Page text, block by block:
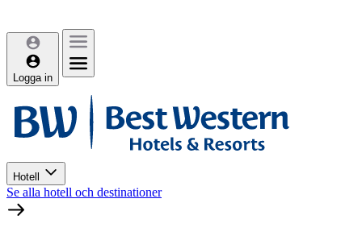
Logga in
Hotell
Se alla hotell och destinationer